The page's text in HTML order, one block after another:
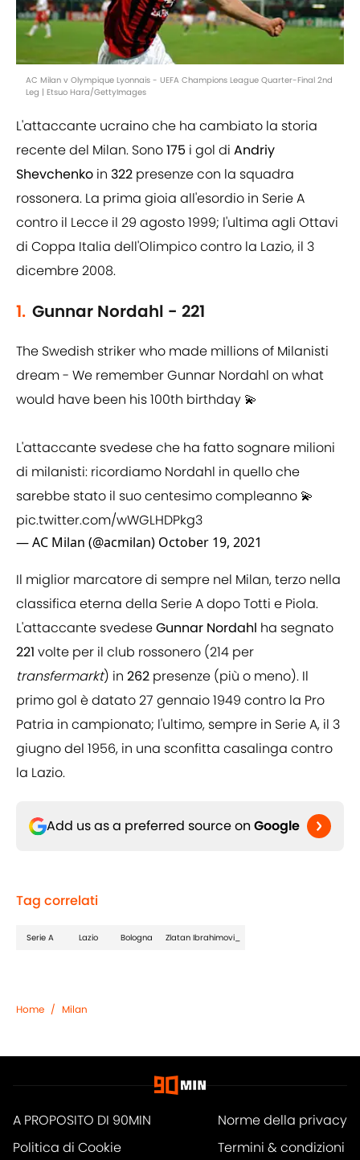
AC Milan v Olympique Lyonnais - UEFA Champions League Quarter-Final 2nd
Leg | Etsuo Hara/GettyImages
L'attaccante ucraino che ha cambiato la storia
recente del Milan. Sono175 i gol di Andriy
Shevchenko in 322 presenze con la squadra
rossonera. La prima gioia all'esordio in Serie A
contro il Lecce il 29 agosto 1999; l'ultima agli Ottavi
di Coppa Italia dell'Olimpico contro la Lazio, il 3
dicembre 2008.
1. Gunnar Nordahl - 221
The Swedish striker who made millions of Milanisti
dream - We remember Gunnar Nordahl on what
would have been his 100th birthday 💫
L'attaccante svedese che ha fatto sognare milioni
di milanisti: ricordiamo Nordahl in quello che
sarebbe stato il suo centesimo compleanno 💫
pic.twitter.com/wWGLHDPkg3
— AC Milan (@acmilan) October 19, 2021
Il miglior marcatore di sempre nel Milan, terzo nella
classifica eterna della Serie A dopo Totti e Piola.
L'attaccante svedeseGunnar Nordahl ha segnato
221 volte per il club rossonero (214 per
transfermarkt) in 262 presenze (più o meno). Il
primo gol è datato 27 gennaio 1949 contro la Pro
Patria in campionato; l'ultimo, sempre in Serie A, il 3
giugno del 1956, in una sconfitta casalinga contro
la Lazio.
Add us as a preferred source on Google
Tag correlati
Serie A Lazio Bologna Zlatan Ibrahimovi_
Home / Milan
A PROPOSITO DI 90MIN
Norme della privacy
Politica di Cookie
Termini & condizioni